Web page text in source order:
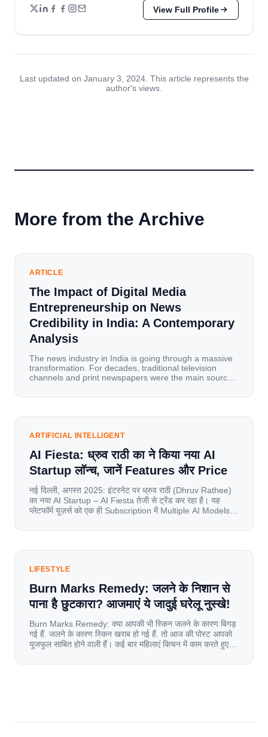
View Full Profile
Last updated on January 3, 2024. This article represents the
author's views.
More from the Archive
ARTICLE
The Impact of Digital Media
Entrepreneurship on News
Credibility in India: A Contemporary
Analysis
The news industry in India is going through a massive
transformation. For decades, traditional television
channels and print newspapers were the main sources
mobile data, affordable smartphones, and high-speed
has become a mobile-first market where consumers
ARTIFICIAL INTELLIGENT
AI Fiesta: ध्रुव राठी का ने किया नया AI
Startup लॉन्च, जानें Features और Price
नई दिल्ली, अगस्त 2025: इंटरनेट पर ध्रुव राठी (Dhruv Rathee)
का नया AI Startup – AI Fiesta तेजी से ट्रेंड कर रहा है। यह
प्लेटफॉर्म यूज़र्स को एक ही Subscription में Multiple AI Models
यूज़र्स का जबरदस्त रिस्पॉन्स लॉन्च के तुरंत […]
LIFESTYLE
Burn Marks Remedy: जलने के निशान से
पाना है छुटकारा? आजमाएं ये जादुई घरेलू नुस्खे!
Burn Marks Remedy: क्या आपकी भी स्किन जलने के कारण बिगड़
गई हैं. जलने के कारण स्किन खराब हो गई हैं. तो आज की पोस्ट आपको
यूजफुल साबित होने वाली हैं। कई बार महिलाएं किचन में काम करते हुए
[…]